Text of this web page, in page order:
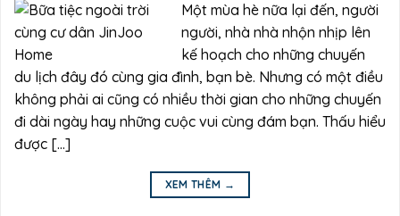
Một mùa hè nữa lại đến, người
người, nhà nhà nhộn nhịp lên
kế hoạch cho những chuyến
du lịch đây đó cùng gia đình, bạn bè. Nhưng có một điều
không phải ai cũng có nhiều thời gian cho những chuyến
đi dài ngày hay những cuộc vui cùng đám bạn. Thấu hiểu
được […]
XEM THÊM →